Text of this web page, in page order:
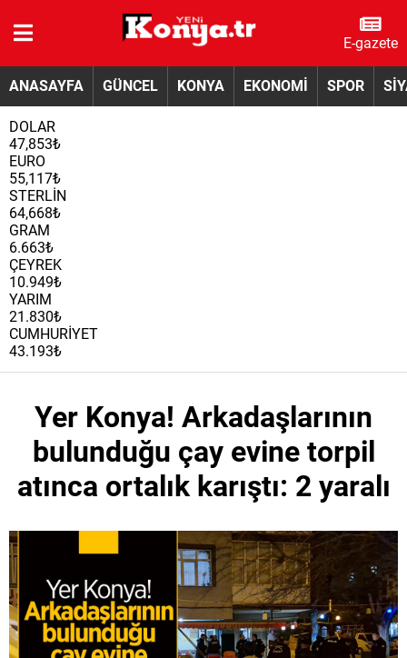
E-gazete
ANASAYFA GÜNCEL KONYA EKONOMİ SPOR
DOLAR
47,853₺
EURO
55,117₺
STERLİN
64,668₺
GRAM
6.663₺
ÇEYREK
10.949₺
YARIM
21.830₺
CUMHURİYET
43.193₺
Yer Konya! Arkadaşlarının
bulunduğu çay evine torpil
atınca ortalık karıştı: 2 yaralı